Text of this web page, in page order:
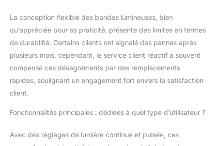
17,8 cm et puissantes
lumières LED de 25 W,
ce qui rend le temps de
traitement
considérablement plus
court. Total de 360
médicales rouges et
tissus. Le système de
et infrarouge est
La conception flexible des bandes lumineuses, bien
qu’appréciée pour sa praticité, présente des limites en termes
de durabilité. Certains clients ont signalé des pannes après
plusieurs mois, cependant, le service client réactif a souvent
compensé ces désagréments par des remplacements
rapides, soulignant un engagement fort envers la satisfaction
client.
Fonctionnalités principales : dédiées à quel type d’utilisateur ?
Avec des réglages de lumière continue et pulsée, ces